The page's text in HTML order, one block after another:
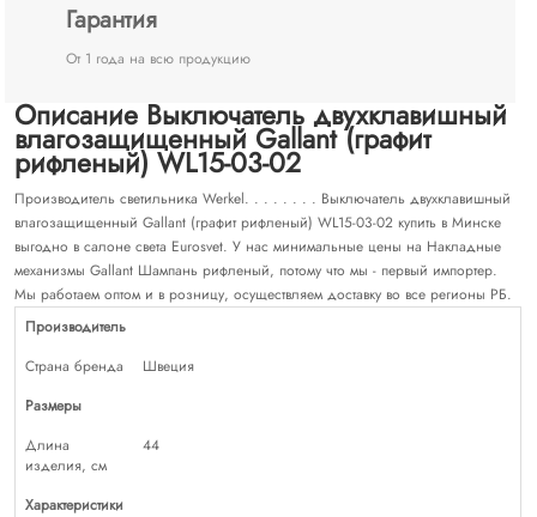
Гарантия
От 1 года на всю продукцию
Описание Выключатель двухклавишный
влагозащищенный Gallant (графит
рифленый) WL15-03-02
Производитель светильника Werkel. . . . . . . . Выключатель двухклавишный
влагозащищенный Gallant (графит рифленый) WL15-03-02 купить в Минске
выгодно в салоне света Eurosvet. У нас минимальные цены на Накладные
механизмы Gallant Шампань рифленый, потому что мы - первый импортер.
Мы работаем оптом и в розницу, осуществляем доставку во все регионы РБ.
Производитель
Страна бренда
Швеция
Размеры
Длина
изделия, см
44
Характеристики